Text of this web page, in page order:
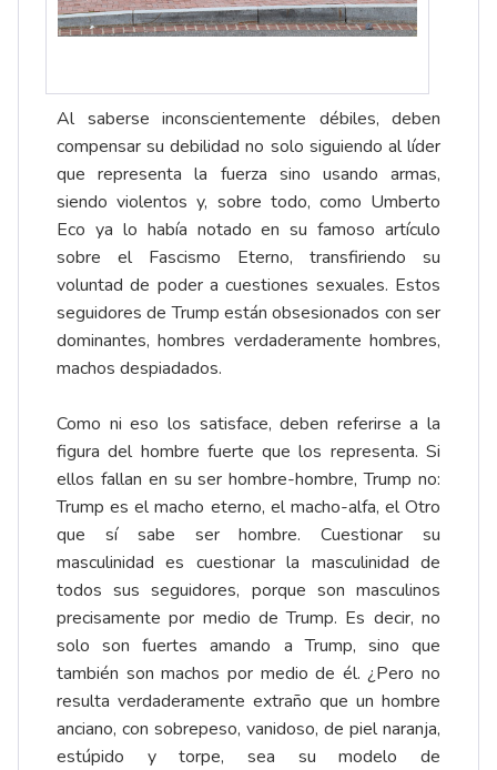
Al saberse inconscientemente débiles, deben
compensar su debilidad no solo siguiendo al líder
que representa la fuerza sino usando armas,
siendo violentos y, sobre todo, como Umberto
Eco ya lo había notado en su famoso artículo
sobre el Fascismo Eterno, transfiriendo su
voluntad de poder a cuestiones sexuales. Estos
seguidores de Trump están obsesionados con ser
dominantes, hombres verdaderamente hombres,
machos despiadados.
Como ni eso los satisface, deben referirse a la
figura del hombre fuerte que los representa. Si
ellos fallan en su ser hombre-hombre, Trump no:
Trump es el macho eterno, el macho-alfa, el Otro
que sí sabe ser hombre. Cuestionar su
masculinidad es cuestionar la masculinidad de
todos sus seguidores, porque son masculinos
precisamente por medio de Trump. Es decir, no
solo son fuertes amando a Trump, sino que
también son machos por medio de él. ¿Pero no
resulta verdaderamente extraño que un hombre
anciano, con sobrepeso, vanidoso, de piel naranja,
estúpido y torpe, sea su modelo de